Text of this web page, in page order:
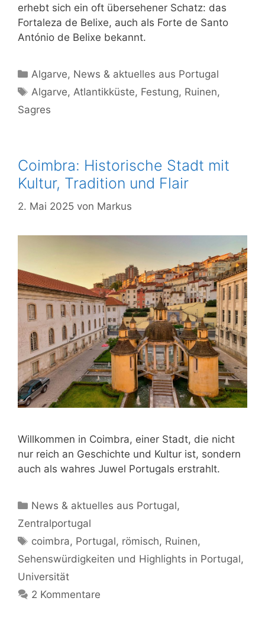
erhebt sich ein oft übersehener Schatz: das
Fortaleza de Belixe, auch als Forte de Santo
António de Belixe bekannt.
Kategorien
Algarve, News & aktuelles aus Portugal
Schlagwörter
Algarve,Atlantikküste, Festung, Ruinen,
Sagres
Coimbra: Historische Stadt mit
Kultur, Tradition und Flair
2. Mai 2025 von Markus
Willkommen in Coimbra, einer Stadt, die nicht
nur reich an Geschichte und Kultur ist, sondern
auch als wahres Juwel Portugals erstrahlt.
Kategorien
News & aktuelles aus Portugal,
Zentralportugal
Schlagwörter
coimbra, Portugal, römisch, Ruinen,
Sehenswürdigkeiten und Highlights in Portugal,
Universität
2 Kommentare